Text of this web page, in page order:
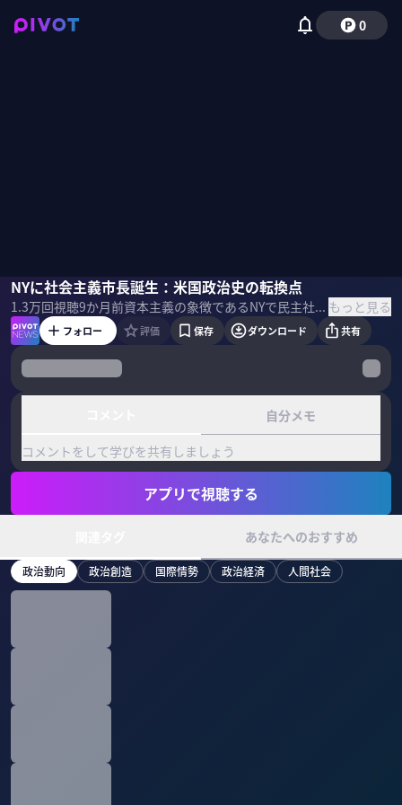
0
NYに社会主義市長誕生：米国政治史の転換点
1.3万回視聴9か月前 資本主義の象徴であるNYで民主社会主義を掲げる市長が誕生した背景を徹底解説。タブー視されてきた社会主義がなぜアメリカで受容されるのか。左派ポピュリズムの潮流とマムダニ氏の正体に迫るとともに、米国政治史の転換点を読み解く。 ▼プロフィール 三牧聖子｜同志社大学大学院 教授 専門はアメリカ政治・外交、国際関係論。東京大学教養学部卒業、同大学院で博士号を取得（学術）。早稲田大学助手などを経て、米国ハーバード大学やジョンズ・ホプキンズ大学で研究員。2025年より現職。 ＜目次＞ もっと見る
三牧聖子小手森千紗
フォロー 評価 保存 ダウンロード 共有
自分メモ
コメントをして学びを共有しましょう
アプリで視聴する
あなたへのおすすめ
政治動向 政治創造 国際情勢 政治経済 人間社会